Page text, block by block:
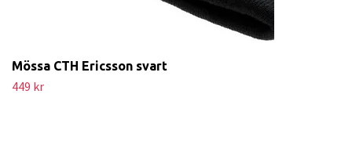
Mössa CTH Ericsson svart
449 kr